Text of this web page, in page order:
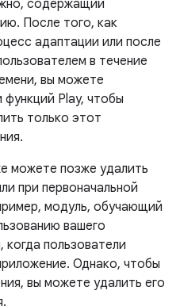
содержащий
После того, как
адаптации или после
в течение
вы можете
функций Play, чтобы
только этот
можете позже удалить
при первоначальной
модуль, обучающий
вашего
пользователи
Однако, чтобы
вы можете удалить его